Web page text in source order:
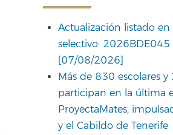
Actualización listado en
selectivo: 2026BDE045
[07/08/2026]
Más de 830 escolares
participan en la última
ProyectaMates,
y el Cabildo de Tenerife